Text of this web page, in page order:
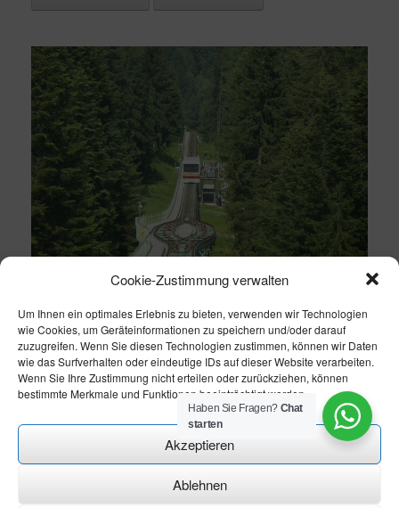
Cookie-Zustimmung verwalten
Um Ihnen ein optimales Erlebnis zu bieten, verwenden wir Technologien
wie Cookies, um Geräteinformationen zu speichern und/oder darauf
zuzugreifen. Wenn Sie diesen Technologien zustimmen, können wir Daten
wie das Surfverhalten oder eindeutige IDs auf dieser Website verarbeiten.
Wenn Sie Ihre Zustimmung nicht erteilen oder zurückziehen, können
bestimmte Merkmale und Funktionen beeinträchtigt werden.
Akzeptieren
Ablehnen
CN-Homepageservice
Haben Sie Fragen? Chat
starten